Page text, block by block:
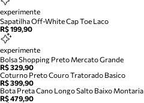
experimente
Sapatilha Off-White Cap Toe Laco
R$ 199,90
experimente
Bolsa Shopping Preto Mercato Grande
R$ 329,90
Coturno Preto Couro Tratorado Basico
R$ 399,90
Bota Preta Cano Longo Salto Baixo Montaria
R$ 479,90